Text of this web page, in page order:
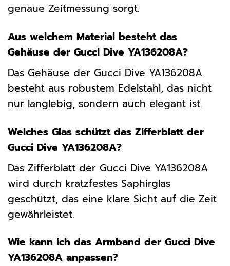
genaue Zeitmessung sorgt.
Aus welchem Material besteht das
Gehäuse der Gucci Dive YA136208A?
Das Gehäuse der Gucci Dive YA136208A
besteht aus robustem Edelstahl, das nicht
nur langlebig, sondern auch elegant ist.
Welches Glas schützt das Zifferblatt der
Gucci Dive YA136208A?
Das Zifferblatt der Gucci Dive YA136208A
wird durch kratzfestes Saphirglas
geschützt, das eine klare Sicht auf die Zeit
gewährleistet.
Wie kann ich das Armband der Gucci Dive
YA136208A anpassen?